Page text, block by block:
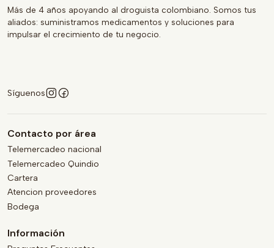
Más de 4 años apoyando al droguista colombiano. Somos tus
aliados: suministramos medicamentos y soluciones para
impulsar el crecimiento de tu negocio.
Síguenos
Contacto por área
Telemercadeo nacional
Telemercadeo Quindio
Cartera
Atencion proveedores
Bodega
Información